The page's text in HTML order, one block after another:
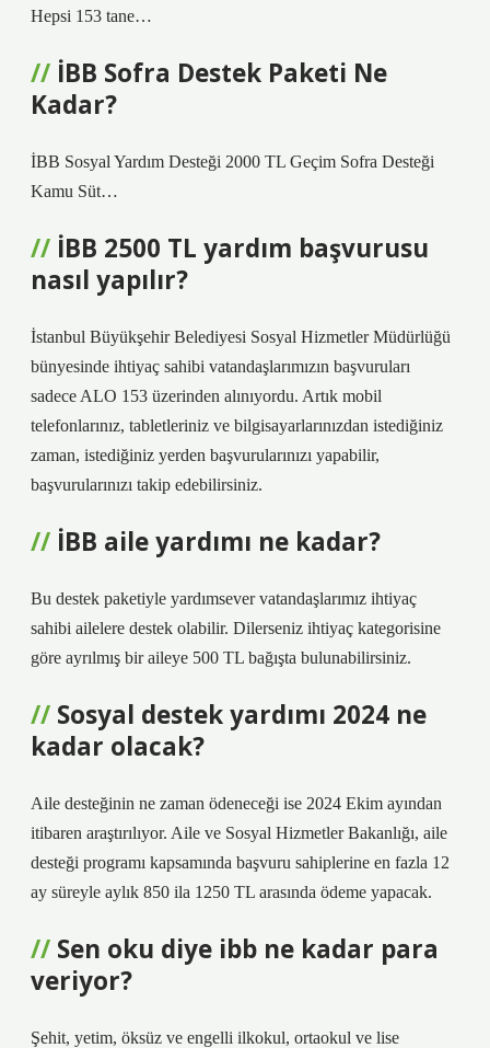
Hepsi 153 tane…
İBB Sofra Destek Paketi Ne
Kadar?
İBB Sosyal Yardım Desteği 2000 TL Geçim Sofra Desteği
Kamu Süt…
İBB 2500 TL yardım başvurusu
nasıl yapılır?
İstanbul Büyükşehir Belediyesi Sosyal Hizmetler Müdürlüğü
bünyesinde ihtiyaç sahibi vatandaşlarımızın başvuruları
sadece ALO 153 üzerinden alınıyordu. Artık mobil
telefonlarınız, tabletleriniz ve bilgisayarlarınızdan istediğiniz
zaman, istediğiniz yerden başvurularınızı yapabilir,
başvurularınızı takip edebilirsiniz.
İBB aile yardımı ne kadar?
Bu destek paketiyle yardımsever vatandaşlarımız ihtiyaç
sahibi ailelere destek olabilir. Dilerseniz ihtiyaç kategorisine
göre ayrılmış bir aileye 500 TL bağışta bulunabilirsiniz.
Sosyal destek yardımı 2024 ne
kadar olacak?
Aile desteğinin ne zaman ödeneceği ise 2024 Ekim ayından
itibaren araştırılıyor. Aile ve Sosyal Hizmetler Bakanlığı, aile
desteği programı kapsamında başvuru sahiplerine en fazla 12
ay süreyle aylık 850 ila 1250 TL arasında ödeme yapacak.
Sen oku diye ibb ne kadar para
veriyor?
Şehit, yetim, öksüz ve engelli ilkokul, ortaokul ve lise